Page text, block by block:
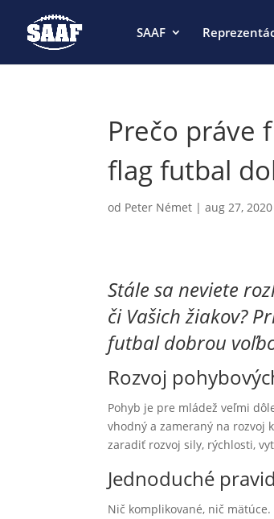
SAAF
Prečo práve
flag futbal
od Peter Német |aug 27, 2020
Stále sa neviete
či Vašich žiakov?
futbal dobrou
Rozvoj
Pohyb je pre mládež veľmi
vhodný a zameraný na rozvoj
zaradiť rozvoj sily, rýchlosti,
Jednoduché
Nič komplikované, nič